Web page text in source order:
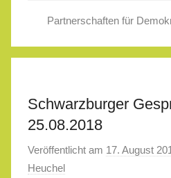
Partnerschaften für
Schwarzburger
25.08.2018
Veröffentlicht am 17. August
Heuchel